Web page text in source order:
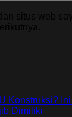
situs web
Konstruksi?
Dimiliki